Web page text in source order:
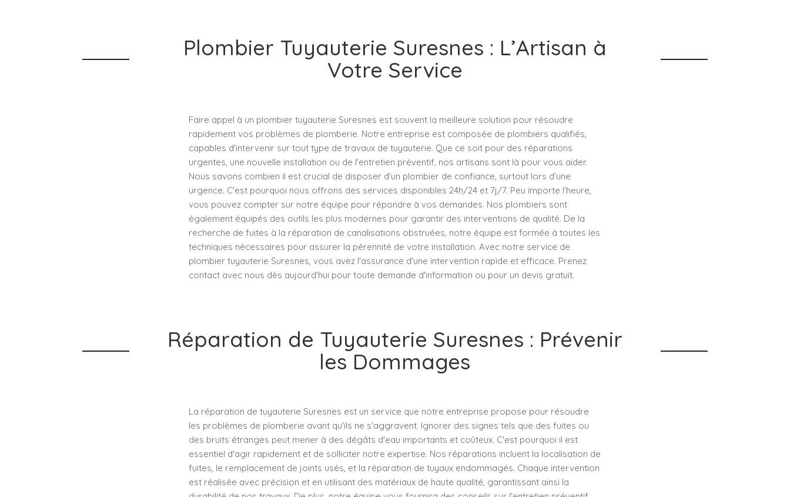
Plombier Tuyauterie Suresnes : L’Artisan à
Votre Service
Faire appel à un plombier tuyauterie Suresnes est souvent la meilleure solution pour résoudre
rapidement vos problèmes de plomberie. Notre entreprise est composée de plombiers qualifiés,
capables d'intervenir sur tout type de travaux de tuyauterie. Que ce soit pour des réparations
urgentes, une nouvelle installation ou de l'entretien préventif, nos artisans sont là pour vous aider.
Nous savons combien il est crucial de disposer d'un plombier de confiance, surtout lors d'une
urgence. C'est pourquoi nous offrons des services disponibles 24h/24 et 7j/7. Peu importe l'heure,
vous pouvez compter sur notre équipe pour répondre à vos demandes. Nos plombiers sont
également équipés des outils les plus modernes pour garantir des interventions de qualité. De la
recherche de fuites à la réparation de canalisations obstruées, notre équipe est formée à toutes les
techniques nécessaires pour assurer la pérennité de votre installation. Avec notre service de
plombier tuyauterie Suresnes, vous avez l'assurance d'une intervention rapide et efficace. Prenez
contact avec nous dès aujourd'hui pour toute demande d'information ou pour un devis gratuit.
Réparation de Tuyauterie Suresnes : Prévenir
les Dommages
La réparation de tuyauterie Suresnes est un service que notre entreprise propose pour résoudre
les problèmes de plomberie avant qu'ils ne s'aggravent. Ignorer des signes tels que des fuites ou
des bruits étranges peut mener à des dégâts d'eau importants et coûteux. C'est pourquoi il est
essentiel d'agir rapidement et de solliciter notre expertise. Nos réparations incluent la localisation de
fuites, le remplacement de joints usés, et la réparation de tuyaux endommagés. Chaque intervention
est réalisée avec précision et en utilisant des matériaux de haute qualité, garantissant ainsi la